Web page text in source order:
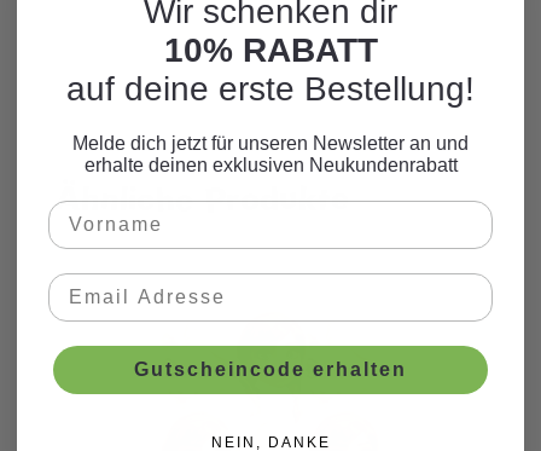
Ähnliche Produkte
Wir schenken dir
10% RABATT
auf deine erste Bestellung!
Melde dich jetzt für unseren Newsletter an und
erhalte deinen exklusiven Neukundenrabatt
Gutscheincode erhalten
NEIN, DANKE